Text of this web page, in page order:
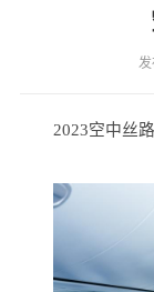
发
2023空中丝